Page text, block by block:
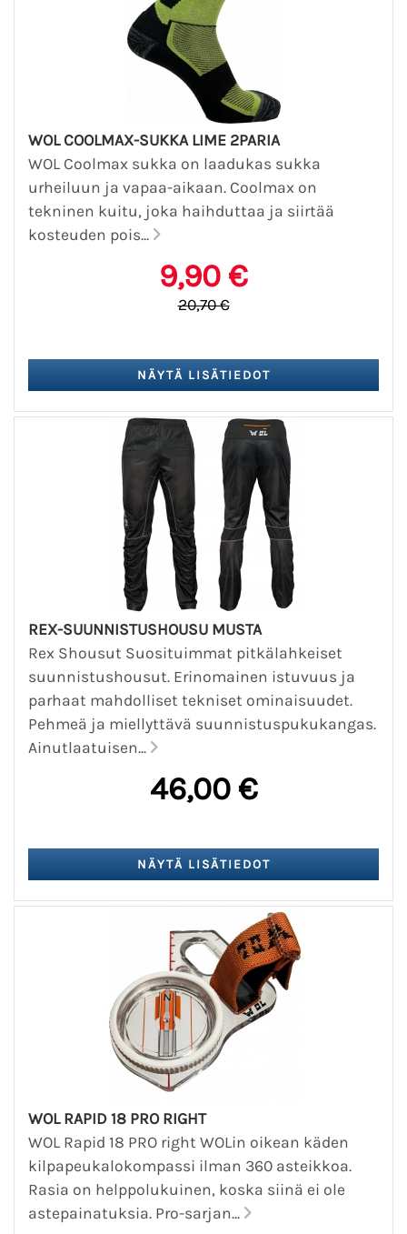
WOL COOLMAX-SUKKA LIME 2PARIA
WOL Coolmax sukka on laadukas sukka
urheiluun ja vapaa-aikaan. Coolmax on
tekninen kuitu, joka haihduttaa ja siirtää
kosteuden pois...
9,90 €
20,70 €
REX-SUUNNISTUSHOUSU MUSTA
Rex Shousut Suosituimmat pitkälahkeiset
suunnistushousut. Erinomainen istuvuus ja
parhaat mahdolliset tekniset ominaisuudet.
Pehmeä ja miellyttävä suunnistuspukukangas.
Ainutlaatuisen...
46,00 €
WOL RAPID 18 PRO RIGHT
WOL Rapid 18 PRO right WOLin oikean käden
kilpapeukalokompassi ilman 360 asteikkoa.
Rasia on helppolukuinen, koska siinä ei ole
astepainatuksia. Pro-sarjan...